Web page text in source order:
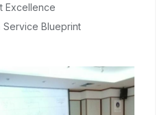
Excellence
Service Blueprint